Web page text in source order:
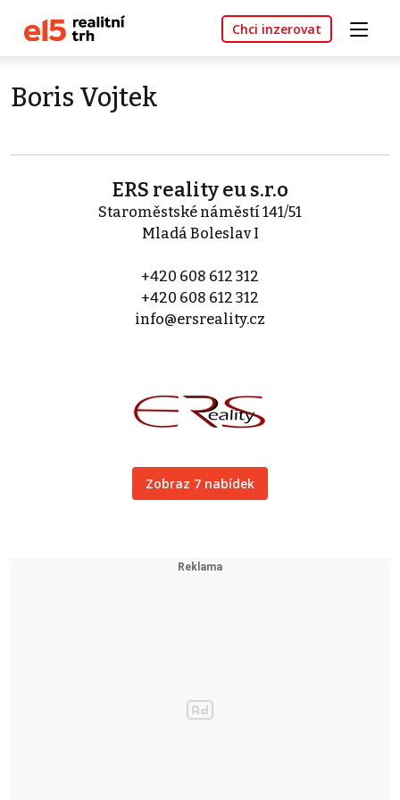
Chci inzerovat
Boris Vojtek
ERS reality eu s.r.o
Staroměstské náměstí 141/51
Mladá Boleslav I
+420 608 612 312
+420 608 612 312
info@ersreality.cz
Zobraz 7 nabídek